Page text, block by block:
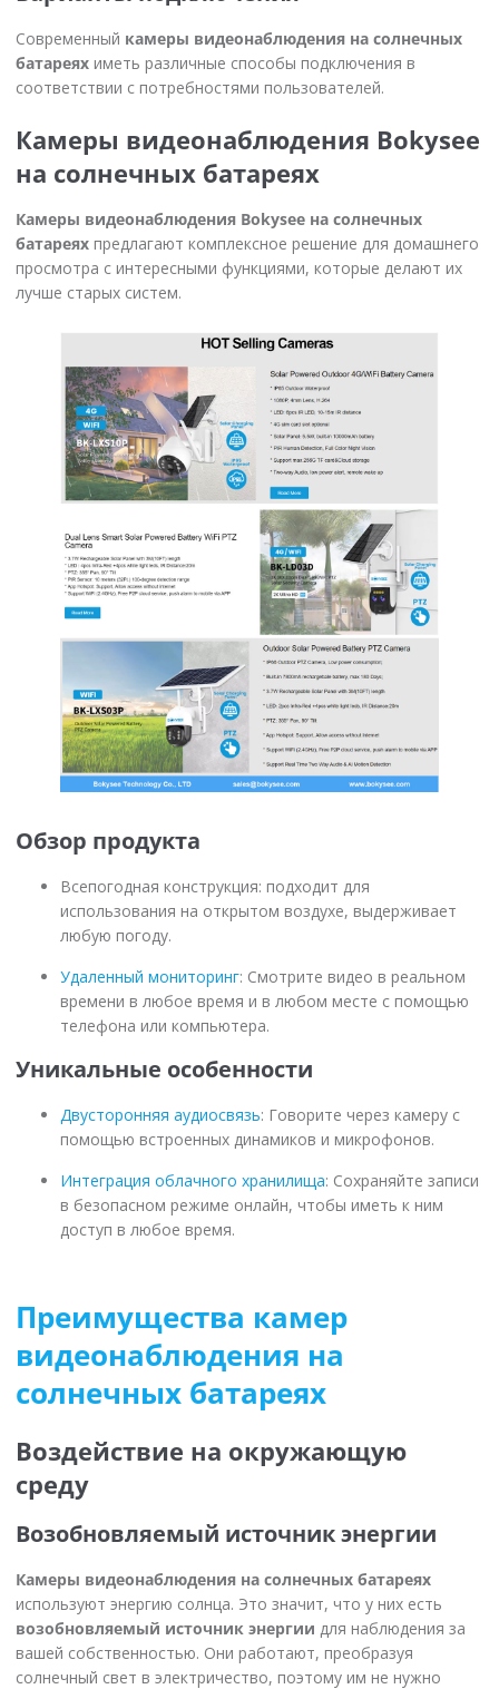
Современный камеры видеонаблюдения на солнечных
батареях иметь различные способы подключения в
соответствии с потребностями пользователей.
Камеры видеонаблюдения Bokysee
на солнечных батареях
Камеры видеонаблюдения Bokysee на солнечных
батареях предлагают комплексное решение для домашнего
просмотра с интересными функциями, которые делают их
лучше старых систем.
Обзор продукта
Всепогодная конструкция: подходит для
использования на открытом воздухе, выдерживает
любую погоду.
Удаленный мониторинг: Смотрите видео в реальном
времени в любое время и в любом месте с помощью
телефона или компьютера.
Уникальные особенности
Двусторонняя аудиосвязь: Говорите через камеру с
помощью встроенных динамиков и микрофонов.
Интеграция облачного хранилища: Сохраняйте записи
в безопасном режиме онлайн, чтобы иметь к ним
доступ в любое время.
Преимущества камер
видеонаблюдения на
солнечных батареях
Воздействие на окружающую
среду
Возобновляемый источник энергии
Камеры видеонаблюдения на солнечных батареях
используют энергию солнца. Это значит, что у них есть
возобновляемый источник энергии для наблюдения за
вашей собственностью. Они работают, преобразуя
солнечный свет в электричество, поэтому им не нужно